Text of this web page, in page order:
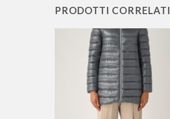
PRODOTTI CORRELATI